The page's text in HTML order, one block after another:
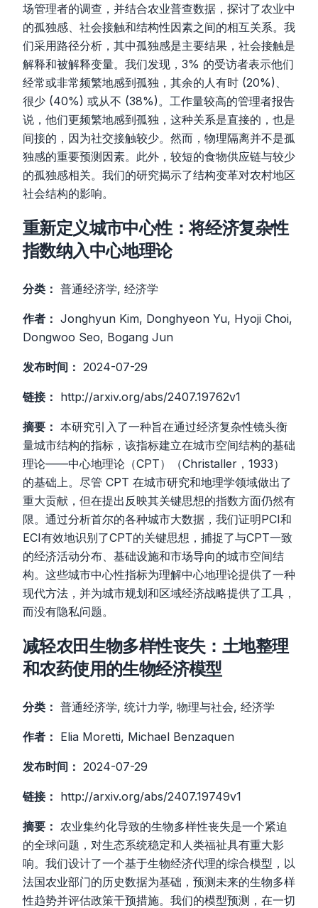
场管理者的调查，并结合农业普查数据，探讨了农业中
的孤独感、社会接触和结构性因素之间的相互关系。我
们采用路径分析，其中孤独感是主要结果，社会接触是
解释和被解释变量。我们发现，3% 的受访者表示他们
经常或非常频繁地感到孤独，其余的人有时 (20%)、
很少 (40%) 或从不 (38%)。工作量较高的管理者报告
说，他们更频繁地感到孤独，这种关系是直接的，也是
间接的，因为社交接触较少。然而，物理隔离并不是孤
独感的重要预测因素。此外，较短的食物供应链与较少
的孤独感相关。我们的研究揭示了结构变革对农村地区
社会结构的影响。
重新定义城市中心性：将经济复杂性
指数纳入中心地理论
分类： 普通经济学, 经济学
作者： Jonghyun Kim, Donghyeon Yu, Hyoji Choi,
Dongwoo Seo, Bogang Jun
发布时间： 2024-07-29
链接： http://arxiv.org/abs/2407.19762v1
摘要： 本研究引入了一种旨在通过经济复杂性镜头衡
量城市结构的指标，该指标建立在城市空间结构的基础
理论——中心地理论（CPT）（Christaller，1933）
的基础上。尽管 CPT 在城市研究和地理学领域做出了
重大贡献，但在提出反映其关键思想的指数方面仍然有
限。通过分析首尔的各种城市大数据，我们证明PCI和
ECI有效地识别了CPT的关键思想，捕捉了与CPT一致
的经济活动分布、基础设施和市场导向的城市空间结
构。这些城市中心性指标为理解中心地理论提供了一种
现代方法，并为城市规划和区域经济战略提供了工具，
而没有隐私问题。
减轻农田生物多样性丧失：土地整理
和农药使用的生物经济模型
分类： 普通经济学, 统计力学, 物理与社会, 经济学
作者： Elia Moretti, Michael Benzaquen
发布时间： 2024-07-29
链接： http://arxiv.org/abs/2407.19749v1
摘要： 农业集约化导致的生物多样性丧失是一个紧迫
的全球问题，对生态系统稳定和人类福祉具有重大影
响。我们设计了一个基于生物经济代理的综合模型，以
法国农业部门的历史数据为基础，预测未来的生物多样
性趋势并评估政策干预措施。我们的模型预测，在一切